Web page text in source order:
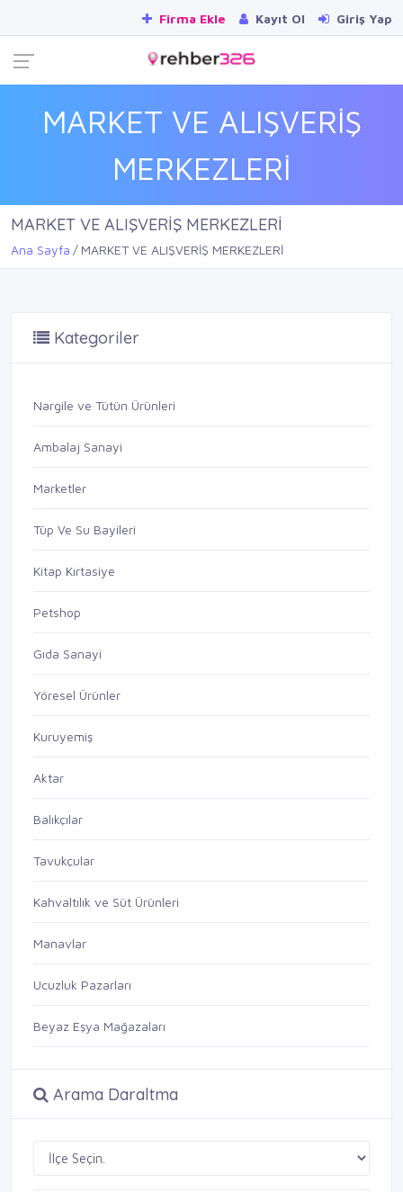
Firma Ekle Kayıt Ol Giriş Yap
MARKET VE ALIŞVERİŞ
MERKEZLERİ
MARKET VE ALIŞVERİŞ MERKEZLERİ
Ana Sayfa MARKET VE ALIŞVERİŞ MERKEZLERİ
Kategoriler
Nargile ve Tütün Ürünleri
Ambalaj Sanayi
Marketler
Tüp Ve Su Bayileri
Kitap Kırtasiye
Petshop
Gıda Sanayi
Yöresel Ürünler
Kuruyemiş
Aktar
Balıkçılar
Tavukçular
Kahvaltılık ve Süt Ürünleri
Manavlar
Ucuzluk Pazarları
Beyaz Eşya Mağazaları
Arama Daraltma